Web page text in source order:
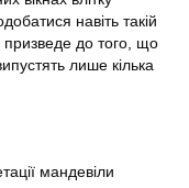
навіть такій
призведе до того, що
лише кілька
мандевіли